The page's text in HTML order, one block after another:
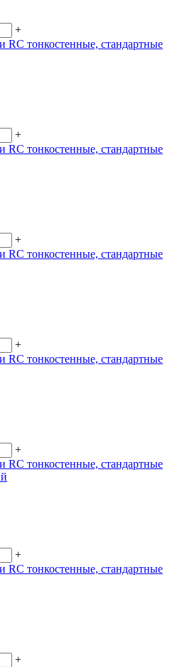
+
RC тонкостенные, стандартные
+
RC тонкостенные, стандартные
+
RC тонкостенные, стандартные
+
RC тонкостенные, стандартные
+
RC тонкостенные, стандартные
+
RC тонкостенные, стандартные
+